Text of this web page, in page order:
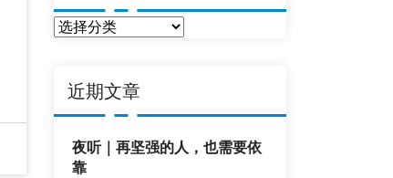
分
近期文章
夜听｜再坚强的人，也需要依
靠